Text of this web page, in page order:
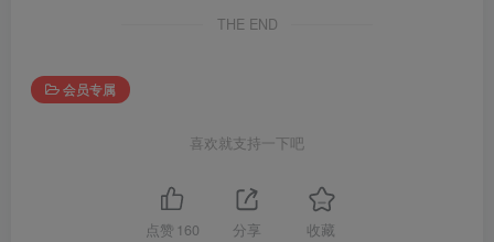
THE END
会员专属
喜欢就支持一下吧
点赞 160 分享 收藏